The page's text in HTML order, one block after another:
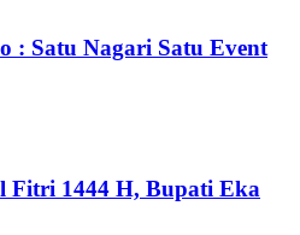
: Satu Nagari Satu Event
Fitri 1444 H, Bupati Eka